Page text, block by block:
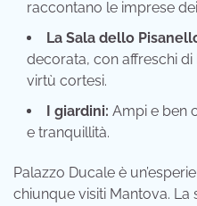
raccontano le imprese
La Sala dello
decorata, con affreschi
virtù cortesi.
I giardini: Ampi e ben
e tranquillità.
Palazzo Ducale è
chiunque visiti Mantova. La